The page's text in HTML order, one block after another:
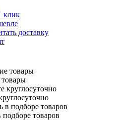
клик
доставку
товаров